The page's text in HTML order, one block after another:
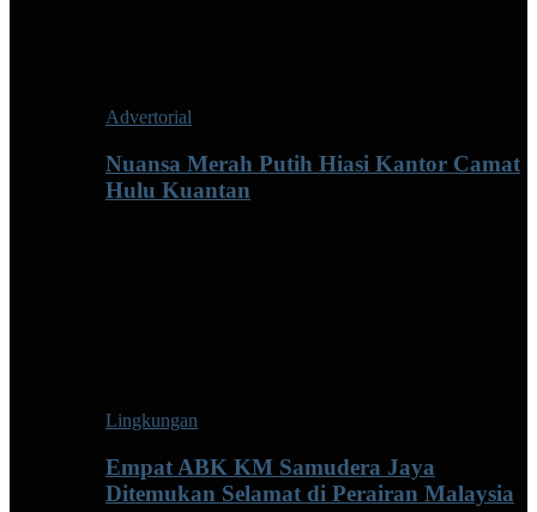
Advertorial
Nuansa Merah Putih Hiasi Kantor Camat
Hulu Kuantan
Lingkungan
Empat ABK KM Samudera Jaya
Ditemukan Selamat di Perairan Malaysia